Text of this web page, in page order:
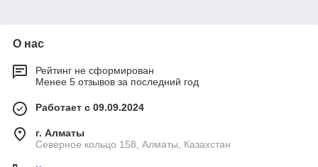
О нас
Рейтинг не сформирован
Менее 5 отзывов за последний год
Работает с 09.09.2024
г. Алматы
Северное кольцо 158, Алматы, Казахстан